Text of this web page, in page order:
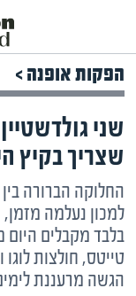
הפקות אופנה >
שני
שצריך בקיץ
החלוקה הברורה
למכון נעלמה
בלבד מקבלים
טייטס, חולצות
הגשה מרעננת